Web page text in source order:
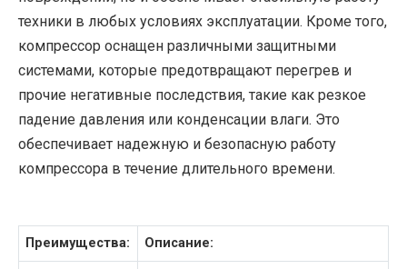
техники в любых условиях эксплуатации. Кроме того,
компрессор оснащен различными защитными
системами, которые предотвращают перегрев и
прочие негативные последствия, такие как резкое
падение давления или конденсации влаги. Это
обеспечивает надежную и безопасную работу
компрессора в течение длительного времени.
Преимущества: Описание: